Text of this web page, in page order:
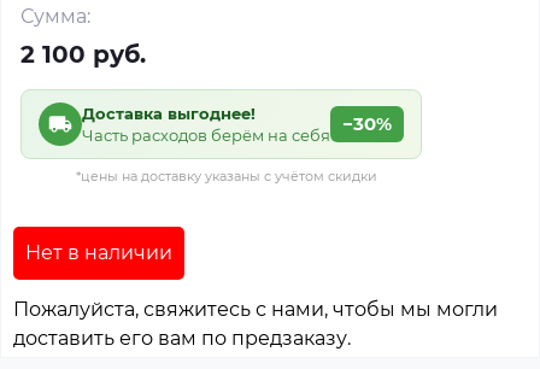
Сумма:
2 100 руб.
Доставка выгоднее!
Часть расходов берём на себя
−30%
*цены на доставку указаны с учётом скидки
Нет в наличии
Пожалуйста, свяжитесь с нами, чтобы мы могли
доставить его вам по предзаказу.